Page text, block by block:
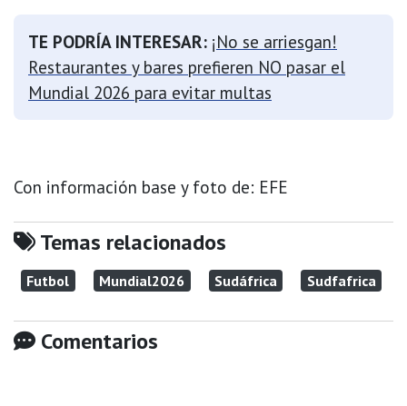
TE PODRÍA INTERESAR: ¡No se arriesgan!
Restaurantes y bares prefieren NO pasar el
Mundial 2026 para evitar multas
Con información base y foto de: EFE
Temas relacionados
Futbol Mundial2026 Sudáfrica Sudfafrica
Comentarios